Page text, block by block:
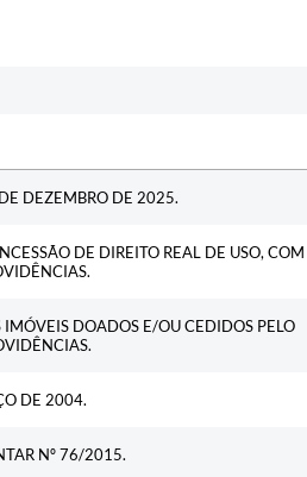
DEZEMBRO DE 2025.
DE DIREITO REAL DE USO, COM
DOADOS E/OU CEDIDOS PELO
DE 2004.
Nº 76/2015.